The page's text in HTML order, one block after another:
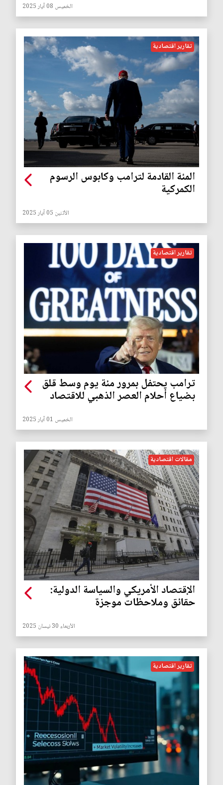
الخميس 08 آيار 2025
تقارير اقتصادية
المئة القادمة لترامب وكابوس الرسوم
الكمركية
الأثنين 05 آيار 2025
تقارير اقتصادية
ترامب يحتفل بمرور مئة يوم وسط قلق
بضياع أحلام العصر الذهبي للاقتصاد
الخميس 01 آيار 2025
مقالات اقتصادية
الإقتصاد الأمريكي والسياسة الدولية:
حقائق وملاحظات موجزة
الأربعاء 30 نيسان 2025
تقارير اقتصادية